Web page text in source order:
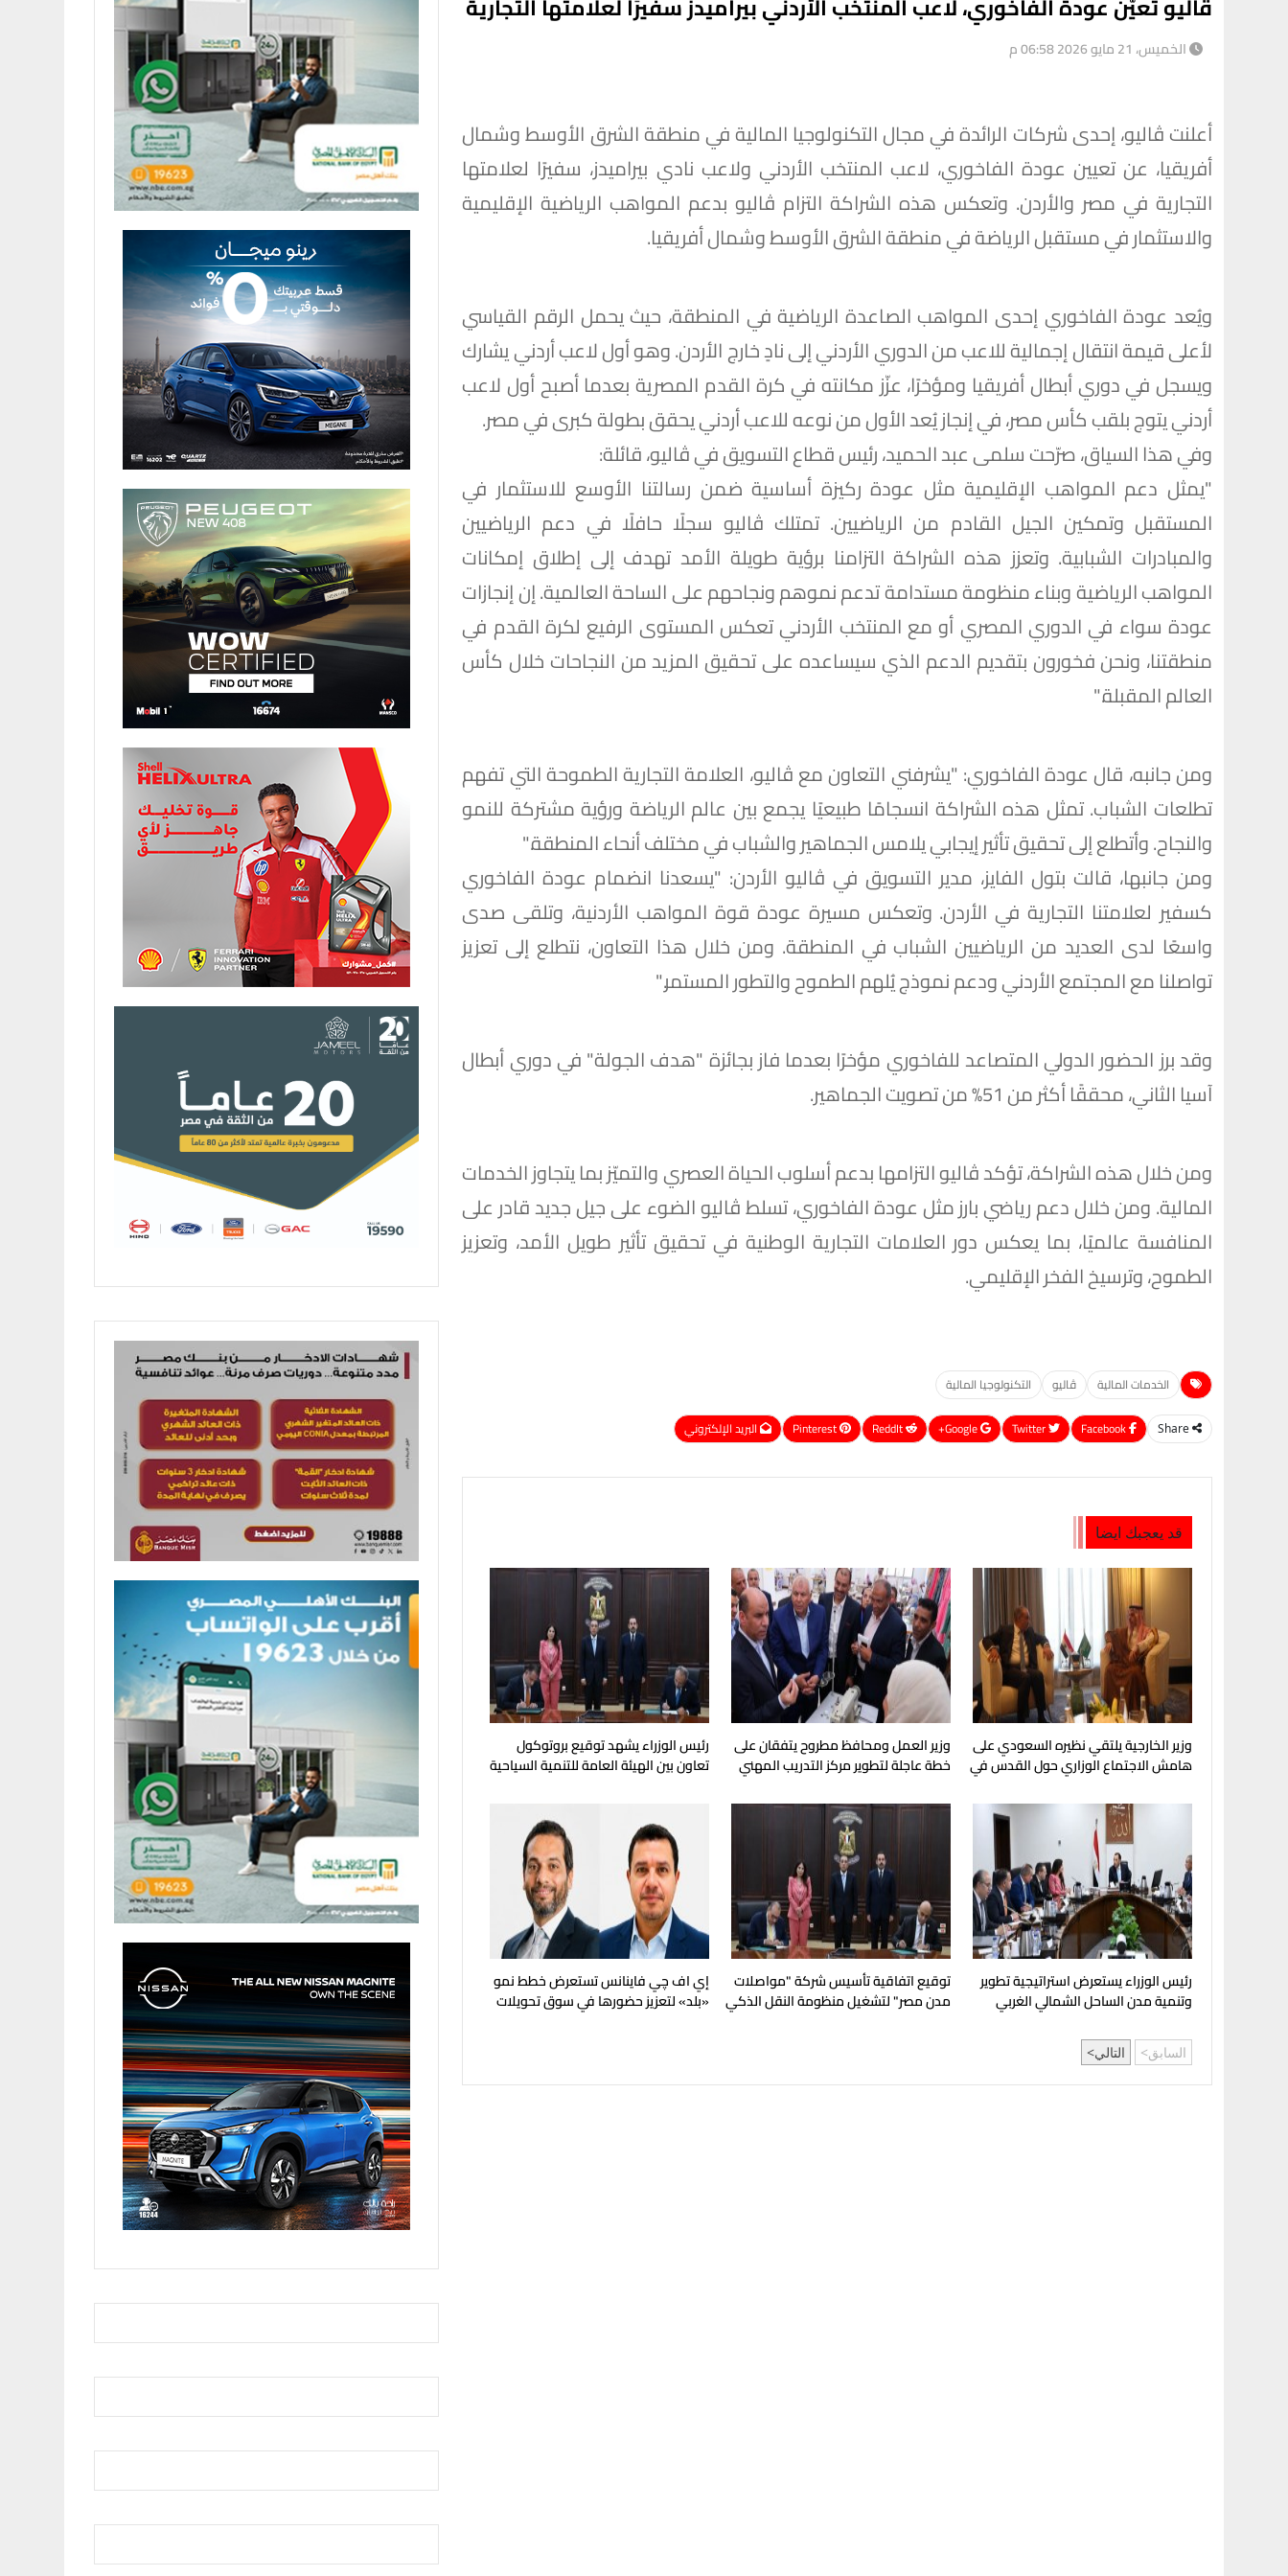
الخميس، 21 مايو 2026 06:58 م
أعلنت ڤاليو، إحدى شركات الرائدة في مجال التكنولوجيا المالية في منطقة الشرق الأوسط وشمال
أفريقيا، عن تعيين عودة الفاخوري، لاعب المنتخب الأردني ولاعب نادي بيراميدز، سفيرًا لعلامتها
التجارية في مصر والأردن. وتعكس هذه الشراكة التزام ڤاليو بدعم المواهب الرياضية الإقليمية
والاستثمار في مستقبل الرياضة في منطقة الشرق الأوسط وشمال أفريقيا.
ويُعد عودة الفاخوري إحدى المواهب الصاعدة الرياضية في المنطقة، حيث يحمل الرقم القياسي
لأعلى قيمة انتقال إجمالية للاعب من الدوري الأردني إلى نادٍ خارج الأردن. وهو أول لاعب أردني يشارك
ويسجل في دوري أبطال أفريقيا ومؤخرًا، عزّز مكانته في كرة القدم المصرية بعدما أصبح أول لاعب
أردني يتوج بلقب كأس مصر، في إنجاز يُعد الأول من نوعه للاعب أردني يحقق بطولة كبرى في مصر.
وفي هذا السياق، صرّحت سلمى عبد الحميد، رئيس قطاع التسويق في ڤاليو، قائلة:
"يمثل دعم المواهب الإقليمية مثل عودة ركيزة أساسية ضمن رسالتنا الأوسع للاستثمار في
المستقبل وتمكين الجيل القادم من الرياضيين. تمتلك ڤاليو سجلًا حافلًا في دعم الرياضيين
والمبادرات الشبابية. وتعزز هذه الشراكة التزامنا برؤية طويلة الأمد تهدف إلى إطلاق إمكانات
المواهب الرياضية وبناء منظومة مستدامة تدعم نموهم ونجاحهم على الساحة العالمية. إن إنجازات
عودة سواء في الدوري المصري أو مع المنتخب الأردني تعكس المستوى الرفيع لكرة القدم في
منطقتنا، ونحن فخورون بتقديم الدعم الذي سيساعده على تحقيق المزيد من النجاحات خلال كأس
العالم المقبلة."
ومن جانبه، قال عودة الفاخوري: "يشرفني التعاون مع ڤاليو، العلامة التجارية الطموحة التي تفهم
تطلعات الشباب. تمثل هذه الشراكة انسجامًا طبيعيًا يجمع بين عالم الرياضة ورؤية مشتركة للنمو
والنجاح. وأتطلع إلى تحقيق تأثير إيجابي يلامس الجماهير والشباب في مختلف أنحاء المنطقة."
ومن جانبها، قالت بتول الفايز، مدير التسويق في ڤاليو الأردن: "يسعدنا انضمام عودة الفاخوري
كسفير لعلامتنا التجارية في الأردن. وتعكس مسيرة عودة قوة المواهب الأردنية، وتلقى صدى
واسعًا لدى العديد من الرياضيين الشباب في المنطقة. ومن خلال هذا التعاون، نتطلع إلى تعزيز
تواصلنا مع المجتمع الأردني ودعم نموذج يُلهم الطموح والتطور المستمر."
وقد برز الحضور الدولي المتصاعد للفاخوري مؤخرًا بعدما فاز بجائزة "هدف الجولة" في دوري أبطال
آسيا الثاني، محققًا أكثر من 51% من تصويت الجماهير.
ومن خلال هذه الشراكة، تؤكد ڤاليو التزامها بدعم أسلوب الحياة العصري والتميّز بما يتجاوز الخدمات
المالية. ومن خلال دعم رياضي بارز مثل عودة الفاخوري، تسلط ڤاليو الضوء على جيل جديد قادر على
المنافسة عالميًا، بما يعكس دور العلامات التجارية الوطنية في تحقيق تأثير طويل الأمد، وتعزيز
الطموح، وترسيخ الفخر الإقليمي.
الخدمات المالية ڤاليو التكنولوجيا المالية
Share
Google+
ReddIt
Pinterest البريد الإلكتروني
قد يعجبك ايضا
وزير الخارجية يلتقي نظيره السعودي على
هامش الاجتماع الوزاري حول القدس في
وزير العمل ومحافظ مطروح يتفقان على
خطة عاجلة لتطوير مركز التدريب المهني
رئيس الوزراء يشهد توقيع بروتوكول
تعاون بين الهيئة العامة للتنمية السياحية
رئيس الوزراء يستعرض استراتيجية تطوير
وتنمية مدن الساحل الشمالي الغربي
توقيع اتفاقية تأسيس شركة "مواصلات
مدن مصر" لتشغيل منظومة النقل الذكي
إي اف چي فاينانس تستعرض خطط نمو
«بلد» لتعزيز حضورها في سوق تحويلات
السابق التالي